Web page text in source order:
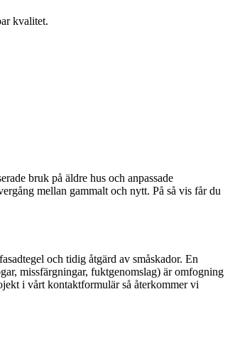
kvalitet.
bruk på äldre hus och anpassade
mellan gammalt och nytt. På så vis får du
och tidig åtgärd av småskador. En
missfärgningar, fuktgenomslag) är omfogning
i vårt kontaktformulär så återkommer vi